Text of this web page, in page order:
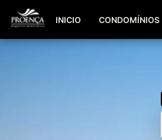
INICIO CONDOMÍNIOS